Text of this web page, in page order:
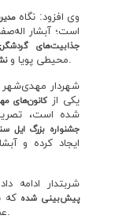
وی افزود: نگاه
است؛ آبشار
جذابیت‌های
محیطی پویا ومحسوب می‌شود.
شهردار مهدی‌شهر
یکی ازکانون‌های
شده است،
جشنواره بزرگ ایل
ایجاد کرده و
شربتدار ادامه
پیش‌بینی شده که
عملیات اجرایی مطابق برنامه در حال پیشرفت است.